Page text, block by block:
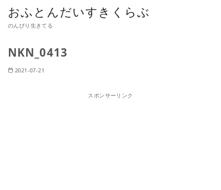
おふとんだいすきくらぶ
のんびり生きてる
NKN_0413
2021-07-21
スポンサーリンク